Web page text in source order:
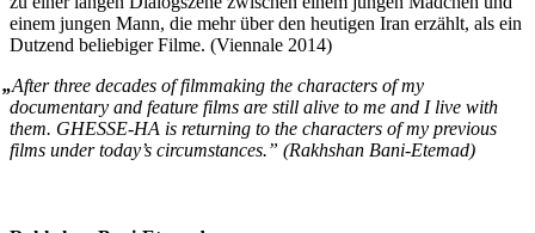
einem jungen Mann, die mehr über den heutigen Iran erzählt, als ein
Dutzend beliebiger Filme. (Viennale 2014)
„After three decades of filmmaking the characters of my
documentary and feature films are still alive to me and I live with
them. GHESSE-HA is returning to the characters of my previous
films under today’s circumstances.” (Rakhshan Bani-Etemad)